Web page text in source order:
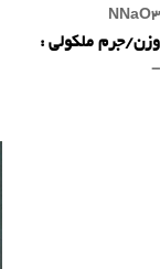
NNaO3
وزن/جرم ملکولی :
-